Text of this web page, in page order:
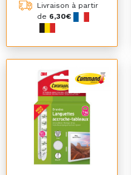
Livraison à partir
de 6,30€